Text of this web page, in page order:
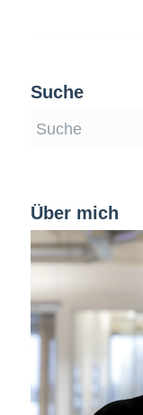
Suche
Über mich